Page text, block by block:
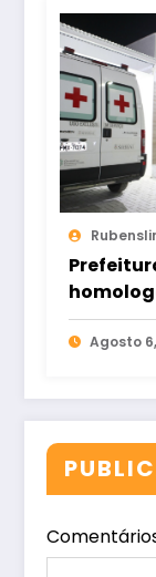
para
Hospital
Agosto